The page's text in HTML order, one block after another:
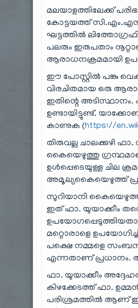
മലയാളത്തിലേക്ക്
കോട്ടയത്ത് സി.എം.എസ്.
ഘട്ടത്തിൽ ലിത്തോഗ്രഫി
പലരും ഇരുപതാം
ആരാധനക്രമമായി
ഈ പോസ്റ്റിൽ പങ്കു
വിരചിതമായ ഒരു
ഇതിന്റെ അടിസ്ഥാനം.
ഉണ്ടായിട്ടുണ്ട്.
കാണുക (https://
തിരുവല്ല ചാലക്കുഴി
കൈയെഴുത്തു
ഉൾപ്പെടെയുള്ള ചില
അമൂല്യകൈയെഴുത്ത്
സുറിയാനി
ഇത് ഫാ. യുയാക്കീം
മറ്റൊരാളെ
പക്ഷെ നമ്മളെ
എന്നതാണ് പ്രധാനം.
ഫാ. യുയാക്കീം
കിഴക്കേടത്ത് ഫാ.
പരിശ്രമത്തിൽ ആണ്